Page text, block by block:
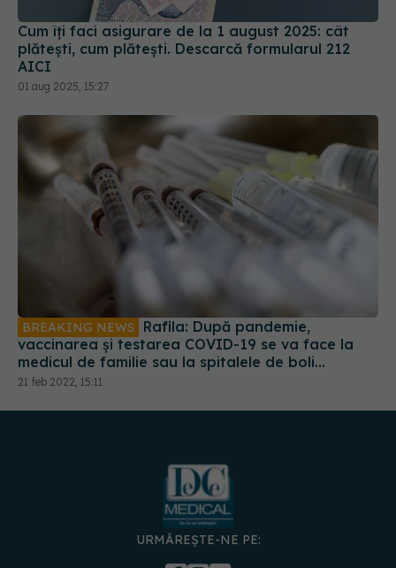
Cum îți faci asigurare de la 1 august 2025: cât
plătești, cum plătești. Descarcă formularul 212
AICI
01 aug 2025, 15:27
BREAKING NEWS
vaccinarea și testarea COVID-19 se va face la
medicul de familie sau la spitalele de boli
infecțioase
21 feb 2022, 15:11
URMĂREȘTE-NE PE: